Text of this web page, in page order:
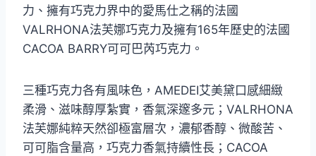
力、擁有巧克力界中的愛馬仕之稱的法國
VALRHONA法芙娜巧克力及擁有165年歷史的法國
CACOA BARRY可可巴芮巧克力。
三種巧克力各有風味色，AMEDEI艾美黛口感細緻
柔滑、滋味醇厚紮實，香氣深邃多元；VALRHONA
法芙娜純粹天然卻極富層次，濃郁香醇、微酸苦、
可可脂含量高，巧克力香氣持續性長；CACOA